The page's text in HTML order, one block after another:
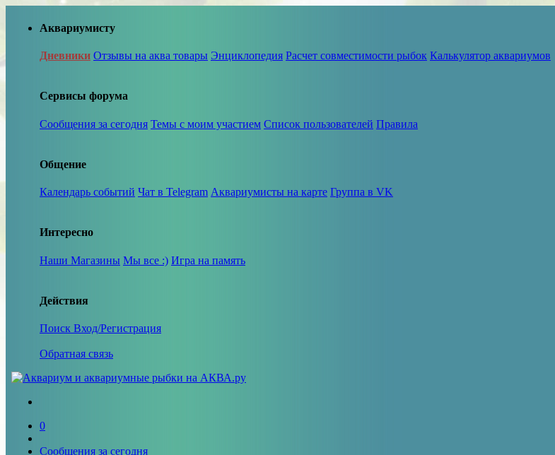
Аквариумисту
Дневники Отзывы на аква товары Энциклопедия Расчет совместимости рыбок Калькулятор аквариумов
Сервисы форума
Сообщения за сегодня Темы с моим участием Список пользователей Правила
Общение
Календарь событий Чат в Telegram Аквариумисты на карте Группа в VK
Интересно
Наши Магазины Мы все :) Игра на память
Действия
Поиск Вход/Регистрация
Обратная связь
0
Сообщения за сегодня